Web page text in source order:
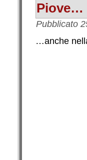
Piove…
Pubblicato
…anche